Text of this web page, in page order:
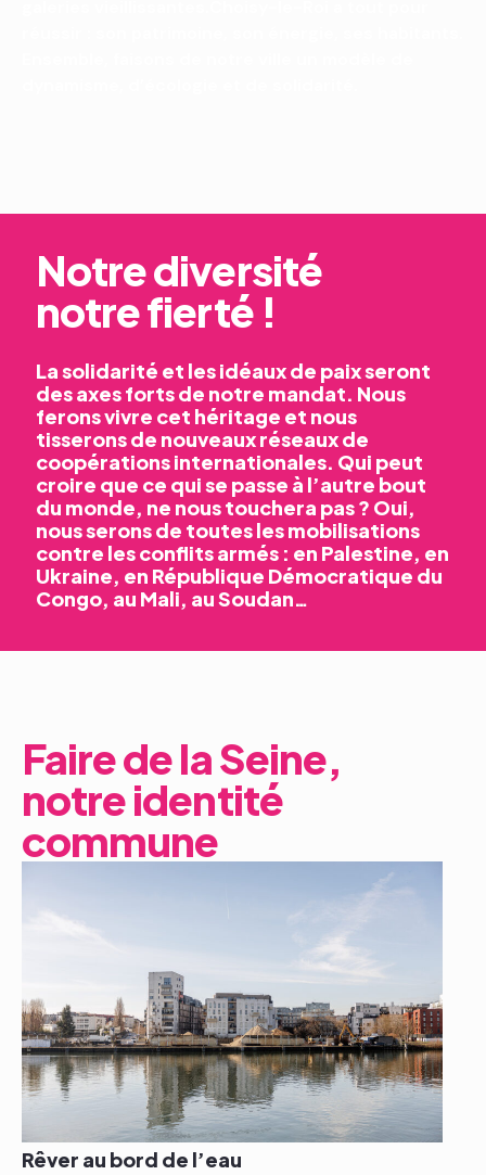
Notre diversité
notre fierté !
La solidarité et les idéaux de paix seront
des axes forts de notre mandat. Nous
ferons vivre cet héritage et nous
tisserons de nouveaux réseaux de
coopérations internationales. Qui peut
croire que ce qui se passe à l’autre bout
du monde, ne nous touchera pas ? Oui,
nous serons de toutes les mobilisations
contre les conflits armés : en Palestine, en
Ukraine, en République Démocratique du
Congo, au Mali, au Soudan…
Faire de la Seine,
notre identité
commune
Rêver au bord de l’eau